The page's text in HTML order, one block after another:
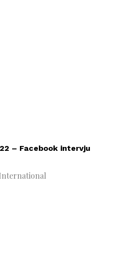
– Facebook intervju